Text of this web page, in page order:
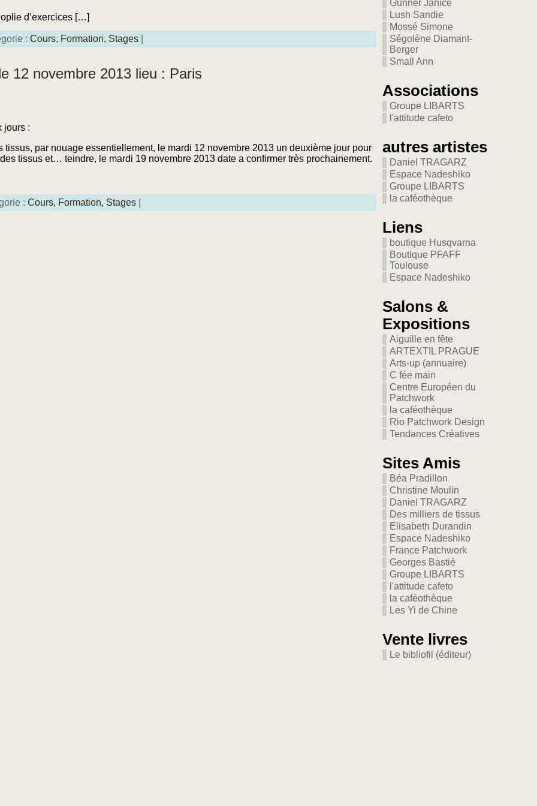
d’exercices […]
:Cours, Formation, Stages
12 novembre 2013 lieu : Paris
jours :
tissus, par nouage essentiellement, le mardi 12 novembre 2013 un deuxième jour pour
tissus et… teindre, le mardi 19 novembre 2013 date a confirmer très prochainement.
:Cours, Formation, Stages
Gunner Janice
Lush Sandie
Mossé Simone
Ségolène Diamant-
Berger
Small Ann
Associations
Groupe LIBARTS
l'attitude cafeto
autres artistes
Daniel TRAGARZ
Espace Nadeshiko
Groupe LIBARTS
la caféothèque
Liens
boutique Husqvarna
Boutique PFAFF
Toulouse
Espace Nadeshiko
Salons &
Expositions
Aiguille en fête
ARTEXTIL PRAGUE
Arts-up (annuaire)
C fée main
Centre Européen du
Patchwork
la caféothèque
Rio Patchwork Design
Tendances Créatives
Sites Amis
Béa Pradillon
Christine Moulin
Daniel TRAGARZ
Des milliers de tissus
Elisabeth Durandin
Espace Nadeshiko
France Patchwork
Georges Bastié
Groupe LIBARTS
l'attitude cafeto
la caféothèque
Les Yi de Chine
Vente livres
Le bibliofil (éditeur)